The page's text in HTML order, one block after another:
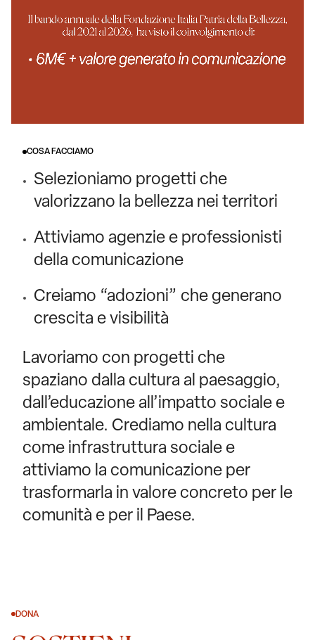
COSA FACCIAMO
Selezioniamo progetti che
valorizzano la bellezza nei territori
Attiviamo agenzie e professionisti
della comunicazione
Creiamo “adozioni” che generano
crescita e visibilità
Lavoriamo con progetti che
spaziano dalla cultura al paesaggio,
dall’educazione all’impatto sociale e
ambientale. Crediamo nella cultura
come infrastruttura sociale e
attiviamo la comunicazione per
trasformarla in valore concreto per le
comunità e per il Paese.
DONA